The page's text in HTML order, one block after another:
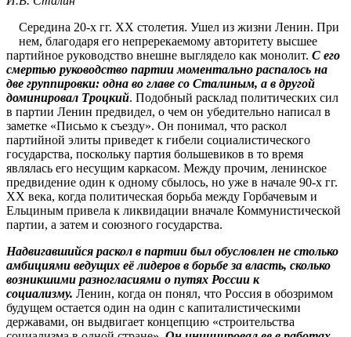
Середина 20-х гг. XX столетия. Ушел из жизни Ленин. При
нем, благодаря его непререкаемому авторитету высшее
партийное руководство внешне выглядело как монолит. С его
смертью руководство партии моментально распалось на
две группировки: одна во главе со Сталиным, а в другой
доминировал Троцкий. Подобный расклад политических сил
в партии Ленин предвидел, о чем он убедительно написал в
заметке «Письмо к съезду». Он понимал, что раскол
партийной элиты приведет к гибели социалистического
государства, поскольку партия большевиков в то время
являлась его несущим каркасом. Между прочим, ленинское
предвидение один к одному сбылось, но уже в начале 90-х гг.
ХХ века, когда политическая борьба между Горбачевым и
Ельциным привела к ликвидации вначале Коммунистической
партии, а затем и союзного государства.
Надвигавшийся раскол в партии был обусловлен не столько
амбициями ведущих её лидеров в борьбе за власть, сколько
возникшими разногласиями о путях России к
социализму. Ленин, когда он понял, что Россия в обозримом
будущем остается один на один с капиталистическими
державами, он выдвигает концепцию «строительства